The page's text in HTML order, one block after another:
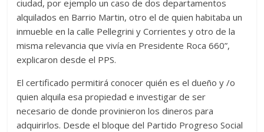
ciudad, por ejemplo un caso de dos departamentos
alquilados en Barrio Martin, otro el de quien habitaba un
inmueble en la calle Pellegrini y Corrientes y otro de la
misma relevancia que vivía en Presidente Roca 660”,
explicaron desde el PPS.
El certificado permitirá conocer quién es el dueño y /o
quien alquila esa propiedad e investigar de ser
necesario de donde provinieron los dineros para
adquirirlos. Desde el bloque del Partido Progreso Social